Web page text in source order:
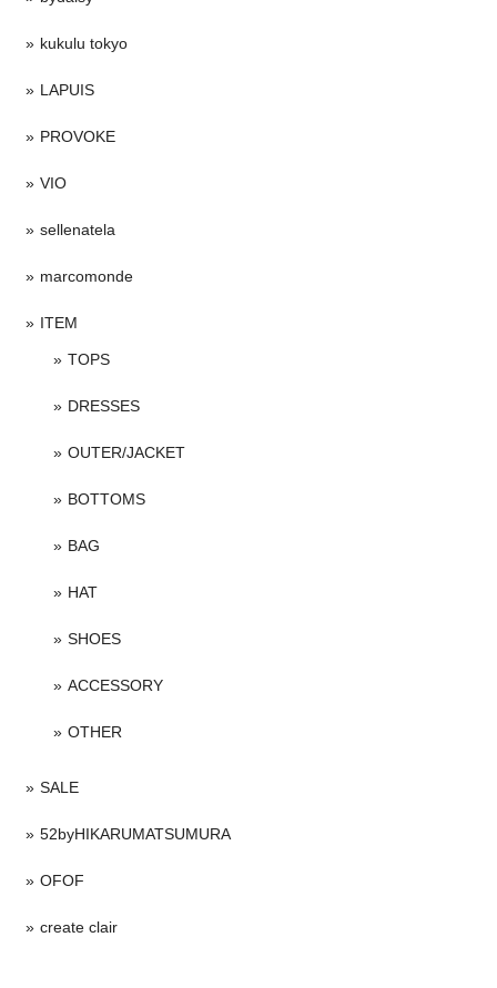
kukulu tokyo
LAPUIS
PROVOKE
VIO
sellenatela
marcomonde
ITEM
TOPS
DRESSES
OUTER/JACKET
BOTTOMS
BAG
HAT
SHOES
ACCESSORY
OTHER
SALE
52byHIKARUMATSUMURA
OFOF
create clair